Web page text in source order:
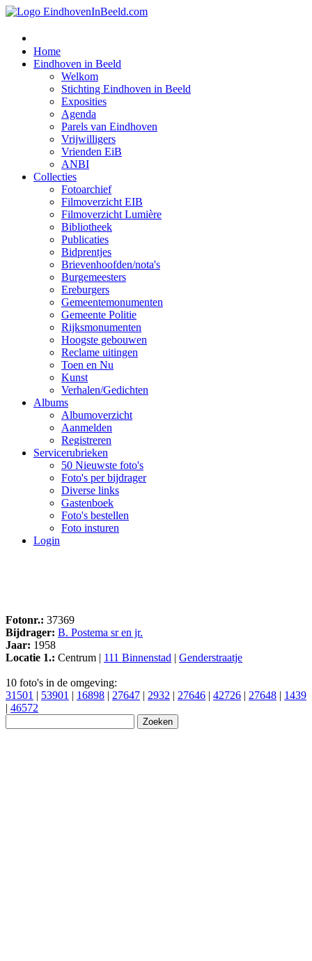
Home
Eindhoven in Beeld
Welkom
Stichting Eindhoven in Beeld
Exposities
Agenda
Parels van Eindhoven
Vrijwilligers
Vrienden EiB
ANBI
Collecties
Fotoarchief
Filmoverzicht EIB
Filmoverzicht Lumière
Bibliotheek
Publicaties
Bidprentjes
Brievenhoofden/nota's
Burgemeesters
Ereburgers
Gemeentemonumenten
Gemeente Politie
Rijksmonumenten
Hoogste gebouwen
Reclame uitingen
Toen en Nu
Kunst
Verhalen/Gedichten
Albums
Albumoverzicht
Aanmelden
Registreren
Servicerubrieken
50 Nieuwste foto's
Foto's per bijdrager
Diverse links
Gastenboek
Foto's bestellen
Foto insturen
Login
Fotonr.: 37369
Bijdrager: B. Postema sr en jr.
Jaar: 1958
Locatie 1.: Centrum | 111 Binnenstad | Genderstraatje
10 foto's in de omgeving:
31501 | 53901 | 16898 | 27647 | 2932 | 27646 | 42726 | 27648 | 1439
| 46572